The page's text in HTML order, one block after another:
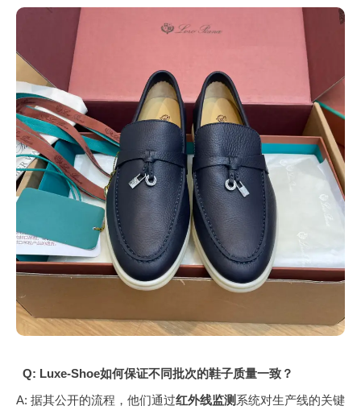
Q: Luxe-Shoe如何保证不同批次的鞋子质量一致？
A: 据其公开的流程，他们通过红外线监测 系统对生产线的关键